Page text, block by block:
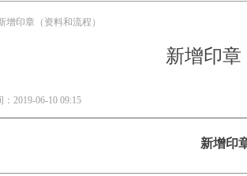
新增印章
2019-06-10 09:15
新增印
增印章（资料和流程）